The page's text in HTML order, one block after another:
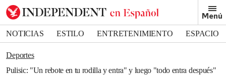
Menú
NOTICIAS ESTILO ENTRETENIMIENTO
ESPACIO
DEPORTES
Deportes
Pulisic: "Un rebote en tu rodilla y entra" y luego "todo entra después"
Bookmark popover
Removed from bookmarks
Close popover